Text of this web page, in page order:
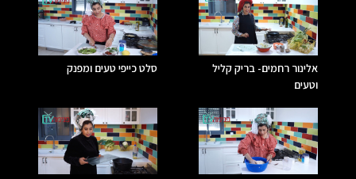
אלינור רחמים- בריק קליל
וטעים
סלט כייפי טעים ומפנק